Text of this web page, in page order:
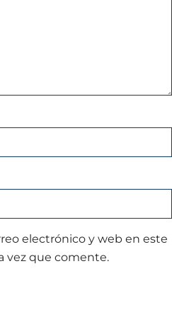
electrónico y web en este
vez que comente.